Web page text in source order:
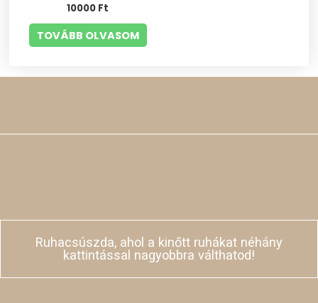
10000 Ft
TOVÁBB OLVASOM
Ruhacsúszda, ahol a kinőtt ruhákat néhány
kattintással nagyobbra válthatod!